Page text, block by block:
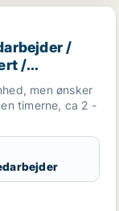
/
/
/
men ønsker
timerne, ca 2 -